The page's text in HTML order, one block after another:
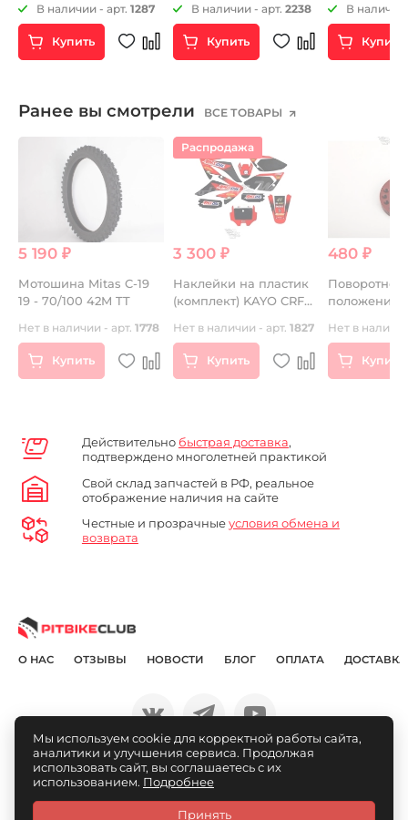
В наличии - арт. 1287
Купить
двигатель)
В наличии - арт. 2238
Купить
ZS172FMM-7
В наличии
Купить
Ранее вы смотрели ВСЕ ТОВАРЫ
5 190 ₽
Мотошина Mitas C-19
19 - 70/100 42M TT
Нет в наличии - арт. 1778
Купить
Распродажа
3 300 ₽
Наклейки на пластик
(комплект) KAYO CRF
Нет в наличии - арт. 1827
Купить
480 ₽
Поворотное
положения
Нет в
Купить
Действительно быстрая доставка,
подтверждено многолетней практикой
Свой склад запчастей в РФ, реальное
отображение наличия на сайте
Честные и прозрачныеусловия обмена и
возврата
О НАС ОТЗЫВЫ НОВОСТИ БЛОГ ОПЛАТА ДОСТАВКА
© Pitbikeclub.ru 2012-2026
Мы используем cookie для корректной работы сайта,
аналитики и улучшения сервиса. Продолжая
использовать сайт, вы соглашаетесь с их
использованием. Подробнее
Принять